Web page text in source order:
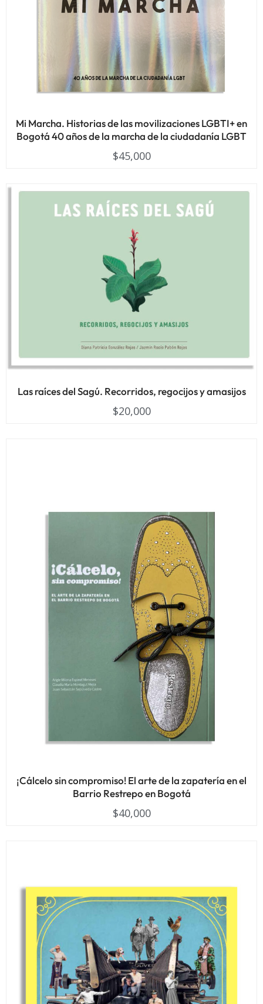
Mi Marcha. Historias de las movilizaciones LGBTI+ en
Bogotá 40 años de la marcha de la ciudadanía LGBT
$45,000
Las raíces del Sagú. Recorridos, regocijos y amasijos
$20,000
¡Cálcelo sin compromiso! El arte de la zapatería en el
Barrio Restrepo en Bogotá
$40,000